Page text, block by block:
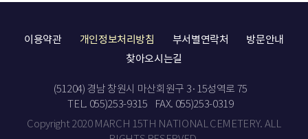
이용약관 개인정보처리방침 부서별연락처
방문안내
찾아오시는길
(51204) 경남 창원시 마산회원구 3·15성역로 75
TEL. 055)253-9315
FAX. 055)253-0319
Copyright 2020 MARCH 15TH NATIONAL CEMETERY. ALL